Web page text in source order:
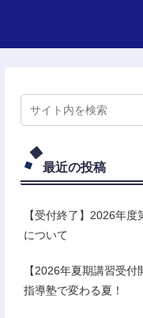
最近の投稿
【受付終了】2026年
について
【2026年夏期講習受
指導塾で変わる夏！